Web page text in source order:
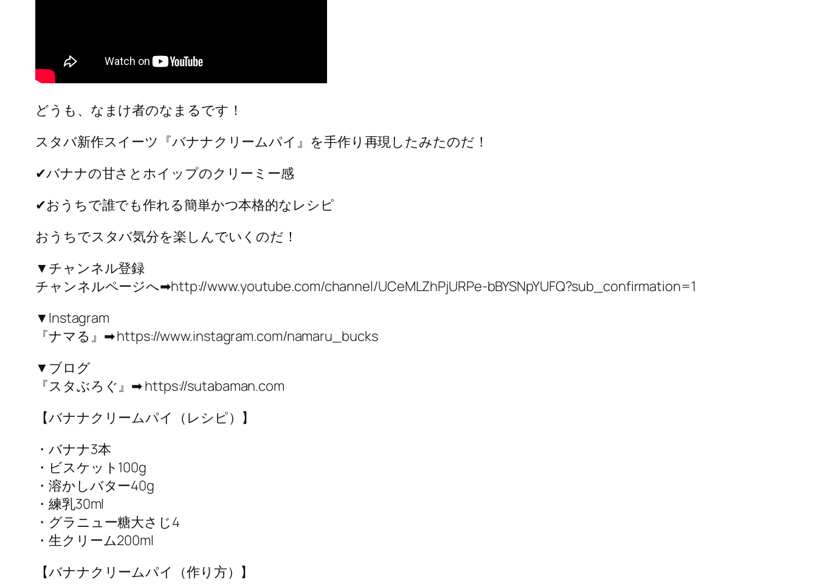
どうも、なまけ者のなまるです！
スタバ新作スイーツ『バナナクリームパイ』を手作り再現したみたのだ！
✔︎バナナの甘さとホイップのクリーミー感
✔︎おうちで誰でも作れる簡単かつ本格的なレシピ
おうちでスタバ気分を楽しんでいくのだ！
▼チャンネル登録
チャンネルページへ➡︎http://www.youtube.com/channel/UCeMLZhPjURPe-bBYSNpYUFQ?sub_confirmation=1
▼Instagram
『ナマる』➡︎ https://www.instagram.com/namaru_bucks
▼ブログ
『スタぶろぐ』➡︎ https://sutabaman.com
【バナナクリームパイ（レシピ）】
・バナナ3本
・ビスケット100g
・溶かしバター40g
・練乳30ml
・グラニュー糖大さじ4
・生クリーム200ml
【バナナクリームパイ（作り方）】